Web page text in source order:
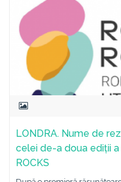
LONDRA. Nume de
celei de-a doua ediții
ROCKS